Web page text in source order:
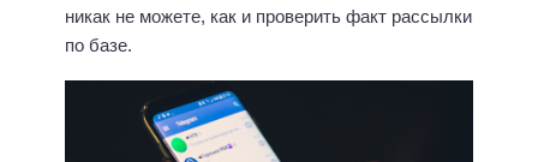
никак не можете, как и проверить факт рассылки
по базе.